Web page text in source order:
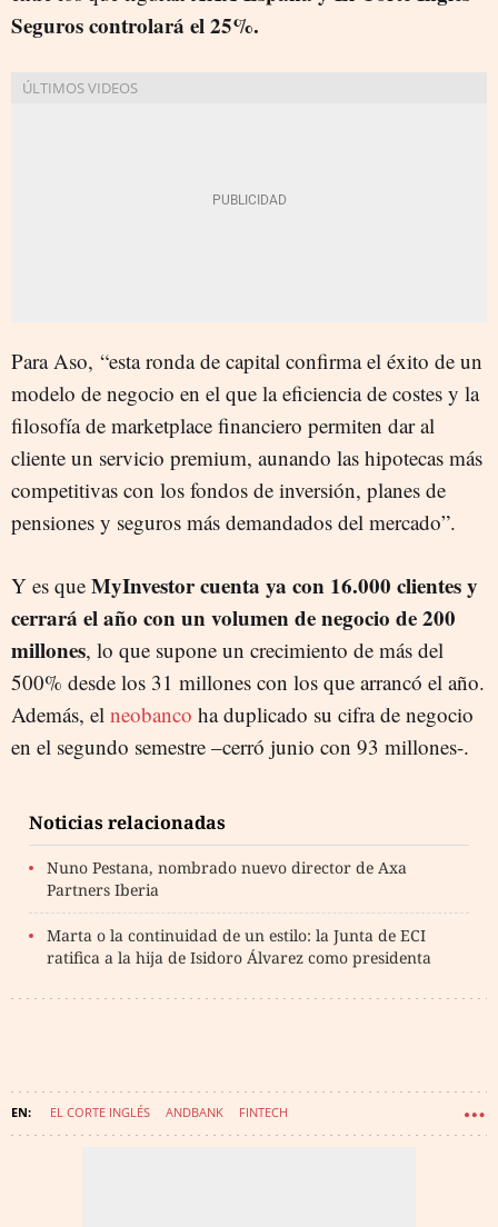
Seguros controlará el 25%.
Para Aso, “esta ronda de capital confirma el éxito de un
modelo de negocio en el que la eficiencia de costes y la
filosofía de marketplace financiero permiten dar al
cliente un servicio premium, aunando las hipotecas más
competitivas con los fondos de inversión, planes de
pensiones y seguros más demandados del mercado”.
Y es que MyInvestor cuenta ya con 16.000 clientes y
cerrará el año con un volumen de negocio de 200
millones, lo que supone un crecimiento de más del
500% desde los 31 millones con los que arrancó el año.
Además, el neobanco ha duplicado su cifra de negocio
en el segundo semestre –cerró junio con 93 millones-.
Noticias relacionadas
Nuno Pestana, nombrado nuevo director de Axa
Partners Iberia
Marta o la continuidad de un estilo: la Junta de ECI
ratifica a la hija de Isidoro Álvarez como presidenta
EL CORTE INGLÉS ANDBANK FINTECH